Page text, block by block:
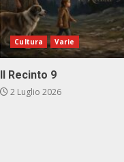
Cultura Varie
Il Recinto 9
2 Luglio 2026